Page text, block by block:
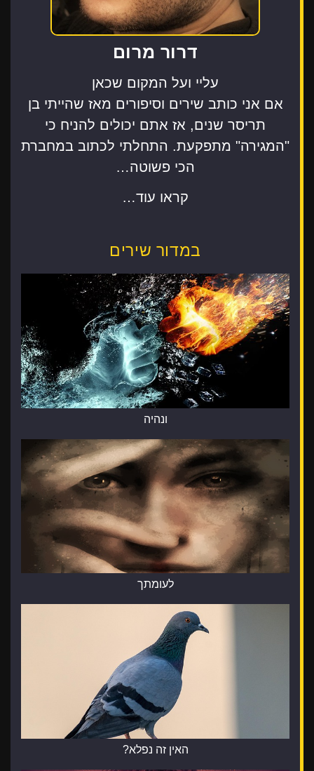
דרור מרום
עליי ועל המקום שכאן
אם אני כותב שירים וסיפורים מאז שהייתי בן
תריסר שנים, אז אתם יכולים להניח כי
"המגירה" מתפקעת. התחלתי לכתוב במחברת
הכי פשוטה…
קראו עוד…
במדור שירים
ונהיה
לעומתך
האין זה נפלא?